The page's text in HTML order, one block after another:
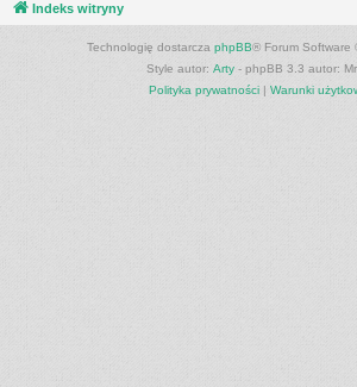
Indeks witryny
Technologię dostarcza phpBB® Forum Software
Style autor: Arty - phpBB 3.3 autor:
Polityka prywatności| Warunki